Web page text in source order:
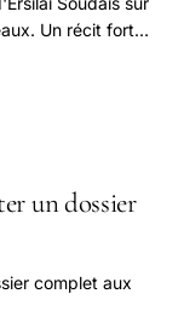
Un récit fort à
un dossier
complet aux